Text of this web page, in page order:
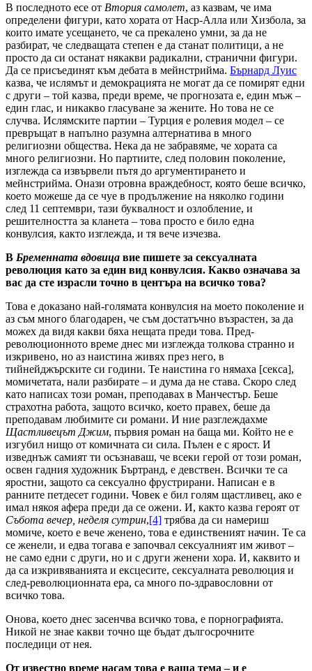
В последното есе от Втория самолет, аз казвам, че има
определени фигури, като хората от Наср-Алла или Хизбола, за
които имате усещането, че са прекалено умни, за да не
разбират, че следващата степен е да станат политици, а не
просто да си останат някакви радикални, странични фигури.
Да се присъединят към дебата в мейнстрийма. Бърнард Луис
казва, че ислямът и демокрацията не могат да се помирят едни
с други – той казва, преди време, че прогнозата е, един мъж –
един глас, и никакво гласуване за жените. Но това не се
случва. Ислямските партии – Турция е ролевия модел – се
превръщат в напълно разумна алтернатива в много
религиозни общества. Нека да не забравяме, че хората са
много религиозни. Но партиите, след половин поколение,
изглежда са извървели пътя до аргументирането и
мейнстрийма. Онази отровна враждебност, която беше всичко,
което можеше да се чуе в продължение на няколко години
след 11 септември, тази буквалност и озлобление, и
решителността за кланета – това просто е било една
конвулсия, както изглежда, и тя вече изчезва.
В Бременната вдовица вие пишете за сексуалната
революция като за един вид конвулсия. Какво означава за
вас да сте израсли точно в центъра на всичко това?
Това е доказано най-голямата конвулсия на моето поколение и
аз съм много благодарен, че съм достатъчно възрастен, за да
можех да видя какви бяха нещата преди това. Пред-
революционното време днес ми изглежда толкова странно и
изкривено, но аз наистина живях през него, в
тийнейджърските си години. Те наистина го нямаха [секса],
момичетата, нали разбирате – и дума да не става. Скоро след
като написах този роман, преподавах в Манчестър. Беше
страхотна работа, защото всичко, което правех, беше да
преподавам любимите си романи. И ние разглеждахме
Щастливецът Джим, първия роман на баща ми. Който не е
изгубил нищо от комичната си сила. Пълен е с ярост. И
изведнъж самият ти осъзнаваш, че всеки герой от този роман,
освен гадния художник Бъртранд, е девствен. Всички те са
яростни, защото са сексуално фрустрирани. Написан е в
ранните петдесет години. Човек е бил голям щастливец, ако е
имал някоя афера преди да се ожени. И, както казва героят от
Събота вечер, неделя сутрин,[4] трябва да си намериш
момиче, което е вече женено, това е единственият начин. Те са
се женели, и едва тогава е започвал сексуалният им живот –
не само едни с други, но и с други женени хора. И, каквито и
да са изкривяванията и ексцесите, сексуалната революция и
след-революционната ера, са много по-здравословни от
всичко това.
Онова, което днес засенчва всичко това, е порнографията.
Никой не знае какви точно ще бъдат дългосрочните
последици от нея.
От известно време насам това е ваша тема – и е